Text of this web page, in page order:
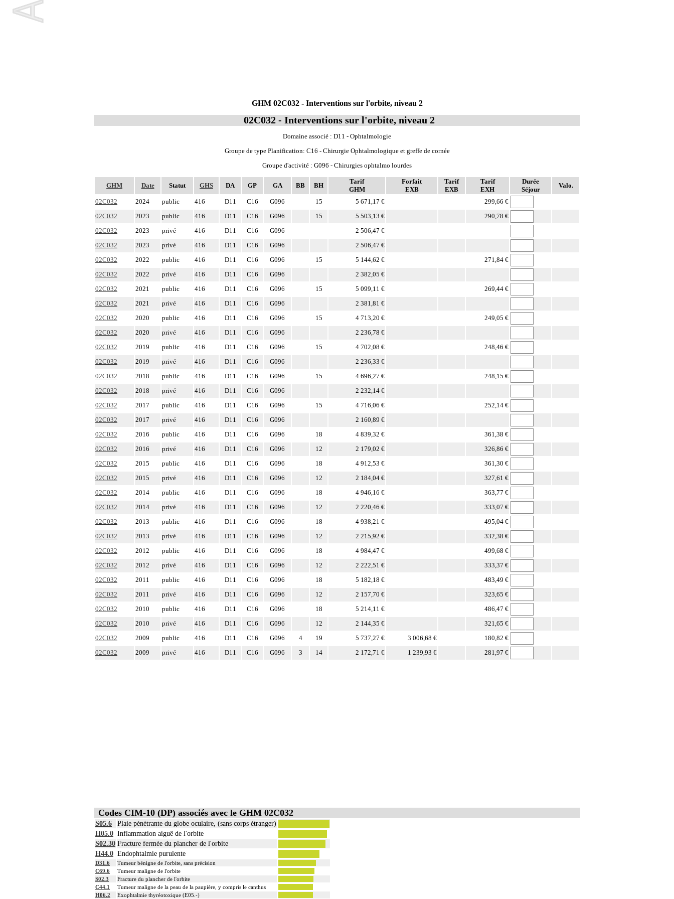
GHM Date Statut GHS DA GP GA BB BH
Tarif
GHM
Forfait
EXB
Tarif
EXB
Tarif
EXH
Durée
Séjour
Valo.
02C032 2024 public 416 D11 C16 G096 15 5 671,17 €
299,66 €
02C032
2023 public 416 D11 C16 G096 15 5 503,13 €
290,78 €
02C032
2023 privé 416 D11 C16 G096
2 506,47 €
02C032
2023 privé 416 D11 C16 G096
2 506,47 €
02C032
2022 public 416 D11 C16 G096 15 5 144,62 €
271,84 €
02C032
2022 privé 416 D11 C16 G096
2 382,05 €
02C032
2021 public 416 D11 C16 G096 15 5 099,11 €
269,44 €
02C032
2021 privé 416 D11 C16 G096
2 381,81 €
02C032
2020 public 416 D11 C16 G096 15 4 713,20 €
249,05 €
02C032
2020 privé 416 D11 C16 G096
2 236,78 €
02C032
2019 public 416 D11 C16 G096 15 4 702,08 €
248,46 €
02C032
2019 privé 416 D11 C16 G096
2 236,33 €
02C032
2018 public 416 D11 C16 G096 15 4 696,27 €
248,15 €
02C032
2018 privé 416 D11 C16 G096
2 232,14 €
02C032
2017 public 416 D11 C16 G096 15 4 716,06 €
252,14 €
02C032
2017 privé 416 D11 C16 G096
2 160,89 €
02C032
2016 public 416 D11 C16 G096 18 4 839,32 €
361,38 €
02C032
2016 privé 416 D11 C16 G096 12 2 179,02 €
326,86 €
02C032
2015 public 416 D11 C16 G096 18 4 912,53 €
361,30 €
02C032
2015 privé 416 D11 C16 G096 12 2 184,04 €
327,61 €
02C032
2014 public 416 D11 C16 G096 18 4 946,16 €
363,77 €
02C032
2014 privé 416 D11 C16 G096 12 2 220,46 €
333,07 €
02C032
2013 public 416 D11 C16 G096 18 4 938,21 €
495,04 €
02C032
2013 privé 416 D11 C16 G096 12 2 215,92 €
332,38 €
02C032
2012 public 416 D11 C16 G096 18 4 984,47 €
499,68 €
02C032
2012 privé 416 D11 C16 G096 12 2 222,51 €
333,37 €
02C032
2011 public 416 D11 C16 G096 18 5 182,18 €
483,49 €
02C032
2011 privé 416 D11 C16 G096 12 2 157,70 €
323,65 €
02C032
2010 public 416 D11 C16 G096 18 5 214,11 €
486,47 €
02C032
2010 privé 416 D11 C16 G096 12 2 144,35 €
321,65 €
02C032
2009 public 416 D11 C16 G096 4 19 5 737,27 € 3 006,68 €
180,82 €
02C032
2009 privé 416 D11 C16 G096 3 14 2 172,71 € 1 239,93 € 281,97 €
GHM 02C032 - Interventions sur l'orbite, niveau 2
02C032 - Interventions sur l'orbite, niveau 2
Domaine associé : D11 - Ophtalmologie
Groupe de type Planification: C16 - Chirurgie Ophtalmologique et greffe de cornée
Groupe d'activité : G096 - Chirurgies ophtalmo lourdes
Codes CIM-10 (DP) associés avec le GHM 02C032
S05.6
Plaie pénétrante du globe oculaire, (sans corps étranger)
H05.0 Inflammation aiguë de l'orbite
S02.30 Fracture fermée du plancher de l'orbite
H44.0 Endophtalmie purulente
D31.6
Tumeur bénigne de l'orbite, sans précision
C69.6
Tumeur maligne de l'orbite
S02.3
Fracture du plancher de l'orbite
C44.1
Tumeur maligne de la peau de la paupière, y compris le canthus
H06.2
Exophtalmie thyréotoxique (E05.-)